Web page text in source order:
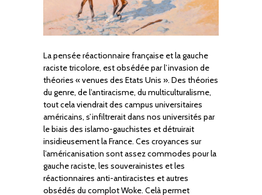
La pensée réactionnaire française et la gauche
raciste tricolore, est obsédée par l’invasion de
théories « venues des Etats Unis ». Des théories
du genre, de l’antiracisme, du multiculturalisme,
tout cela viendrait des campus universitaires
américains, s’infiltrerait dans nos universités par
le biais des islamo-gauchistes et détruirait
insidieusement la France. Ces croyances sur
l’américanisation sont assez commodes pour la
gauche raciste, les souverainistes et les
réactionnaires anti-antiracistes et autres
obsédés du complot Woke. Celà permet